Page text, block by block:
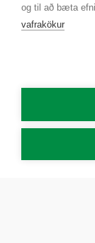
og til að bæta
vafrakökur